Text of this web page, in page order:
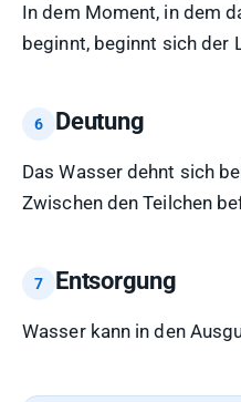
In dem Moment, in dem
beginnt, beginnt sich der
Deutung
Das Wasser dehnt sich
Zwischen den Teilchen
Entsorgung
Wasser kann in den